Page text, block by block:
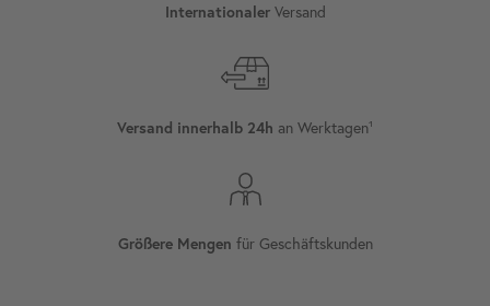
InternationalerVersand
Versand innerhalb 24h an Werktagen¹
Größere Mengen für Geschäftskunden